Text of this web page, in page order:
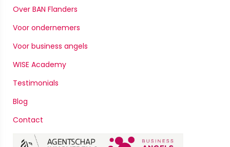
Over BAN Flanders
Voor ondernemers
Voor business angels
WISE Academy
Testimonials
Blog
Contact